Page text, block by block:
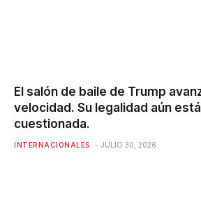
El salón de baile de Trump
velocidad. Su legalidad aún
cuestionada.
INTERNACIONALES JULIO 30, 2026